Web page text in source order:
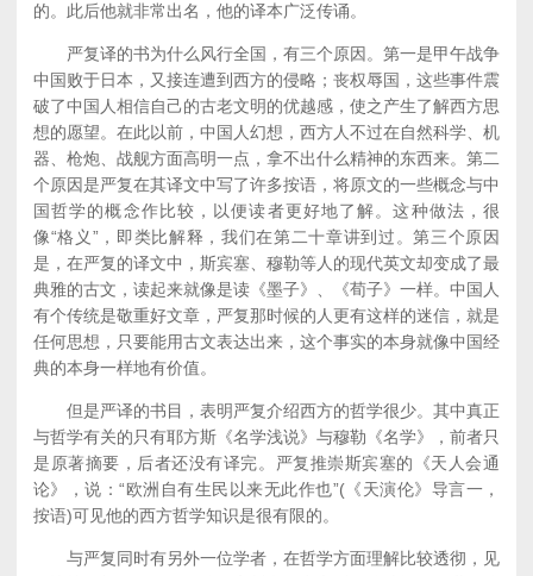
的。此后他就非常出名，他的译本广泛传诵。
严复译的书为什么风行全国，有三个原因。第一是甲午战争
中国败于日本，又接连遭到西方的侵略；丧权辱国，这些事件震
破了中国人相信自己的古老文明的优越感，使之产生了解西方思
想的愿望。在此以前，中国人幻想，西方人不过在自然科学、机
器、枪炮、战舰方面高明一点，拿不出什么精神的东西来。第二
个原因是严复在其译文中写了许多按语，将原文的一些概念与中
国哲学的概念作比较，以便读者更好地了解。这种做法，很
像“格义”，即类比解释，我们在第二十章讲到过。第三个原因
是，在严复的译文中，斯宾塞、穆勒等人的现代英文却变成了最
典雅的古文，读起来就像是读《墨子》、《荀子》一样。中国人
有个传统是敬重好文章，严复那时候的人更有这样的迷信，就是
任何思想，只要能用古文表达出来，这个事实的本身就像中国经
典的本身一样地有价值。
但是严译的书目，表明严复介绍西方的哲学很少。其中真正
与哲学有关的只有耶方斯《名学浅说》与穆勒《名学》，前者只
是原著摘要，后者还没有译完。严复推崇斯宾塞的《天人会通
论》，说：“欧洲自有生民以来无此作也”(《天演伦》导言一，
按语)可见他的西方哲学知识是很有限的。
与严复同时有另外一位学者，在哲学方面理解比较透彻，见